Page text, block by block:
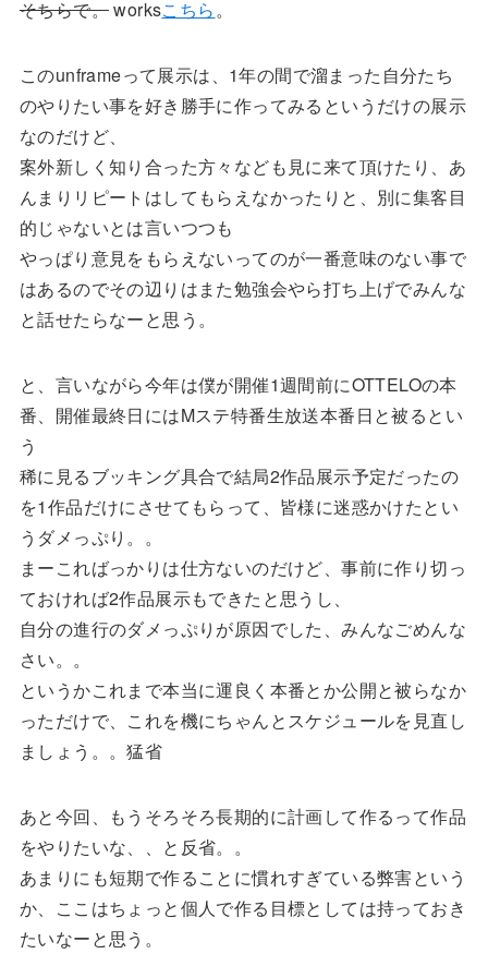
そちらで。worksこちら。
このunframeって展示は、1年の間で溜まった自分たち
のやりたい事を好き勝手に作ってみるというだけの展示
なのだけど、
案外新しく知り合った方々なども見に来て頂けたり、あ
んまりリピートはしてもらえなかったりと、別に集客目
的じゃないとは言いつつも
やっぱり意見をもらえないってのが一番意味のない事で
はあるのでその辺りはまた勉強会やら打ち上げでみんな
と話せたらなーと思う。
と、言いながら今年は僕が開催1週間前にOTTELOの本
番、開催最終日にはMステ特番生放送本番日と被るとい
う
稀に見るブッキング具合で結局2作品展示予定だったの
を1作品だけにさせてもらって、皆様に迷惑かけたとい
うダメっぷり。。
まーこればっかりは仕方ないのだけど、事前に作り切っ
ておければ2作品展示もできたと思うし、
自分の進行のダメっぷりが原因でした、みんなごめんな
さい。。
というかこれまで本当に運良く本番とか公開と被らなか
っただけで、これを機にちゃんとスケジュールを見直し
ましょう。。猛省
あと今回、もうそろそろ長期的に計画して作るって作品
をやりたいな、、と反省。。
あまりにも短期で作ることに慣れすぎている弊害という
か、ここはちょっと個人で作る目標としては持っておき
たいなーと思う。